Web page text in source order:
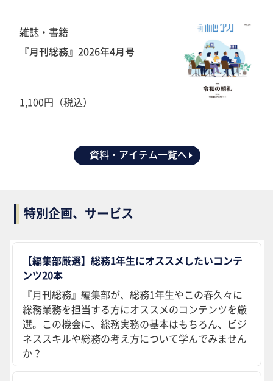
雑誌・書籍
『月刊総務』2026年4月号
1,100円（税込）
資料・アイテム一覧へ
特別企画、サービス
【編集部厳選】総務1年生にオススメしたいコンテ
ンツ20本
『月刊総務』編集部が、総務1年生やこの春久々に
総務業務を担当する方にオススメのコンテンツを厳
選。この機会に、総務実務の基本はもちろん、ビジ
ネススキルや総務の考え方について学んでみません
か？